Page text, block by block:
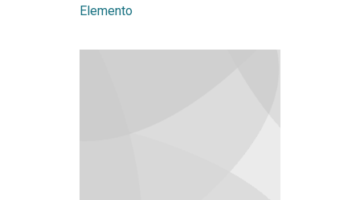
Elemento